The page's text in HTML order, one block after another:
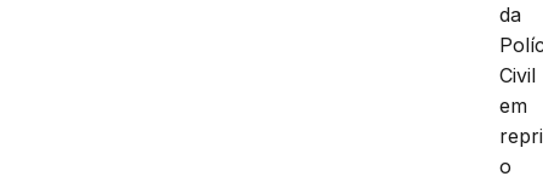
da
Civil
em
o